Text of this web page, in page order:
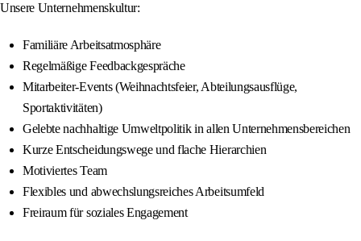
Unsere Unternehmenskultur:
Familiäre Arbeitsatmosphäre
Regelmäßige Feedbackgespräche
Mitarbeiter-Events (Weihnachtsfeier, Abteilungsausflüge,
Sportaktivitäten)
Gelebte nachhaltige Umweltpolitik in allen Unternehmensbereichen
Kurze Entscheidungswege und flache Hierarchien
Motiviertes Team
Flexibles und abwechslungsreiches Arbeitsumfeld
Freiraum für soziales Engagement